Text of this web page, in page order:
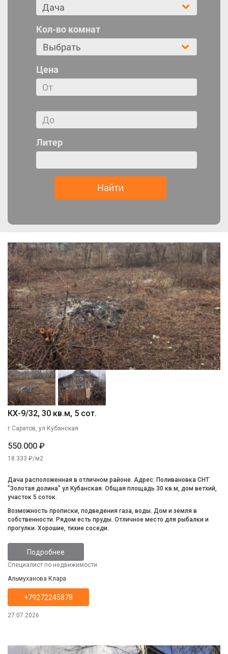
Кол-во комнат
Выбрать
Цена
Литер
КХ-9/32, 30 кв.м, 5 сот.
г Саратов, ул Кубанская
550.000 ₽
18.333 ₽/м2
Дача расположенная в отличном районе. Адрес: Поливановка СНТ
"Золотая долина" ул Кубанская. Общая площадь 30 кв.м, дом ветхий,
участок 5 соток.
Возможность прописки, подведения газа, воды. Дом и земля в
собственности. Рядом есть пруды. Отличное место для рыбалки и
прогулки. Хорошие, тихие соседи.
Подробнее
Специалист по недвижимости
Альмуханова Клара
+79272245878
27.07.2026